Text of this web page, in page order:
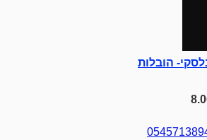
הובלות